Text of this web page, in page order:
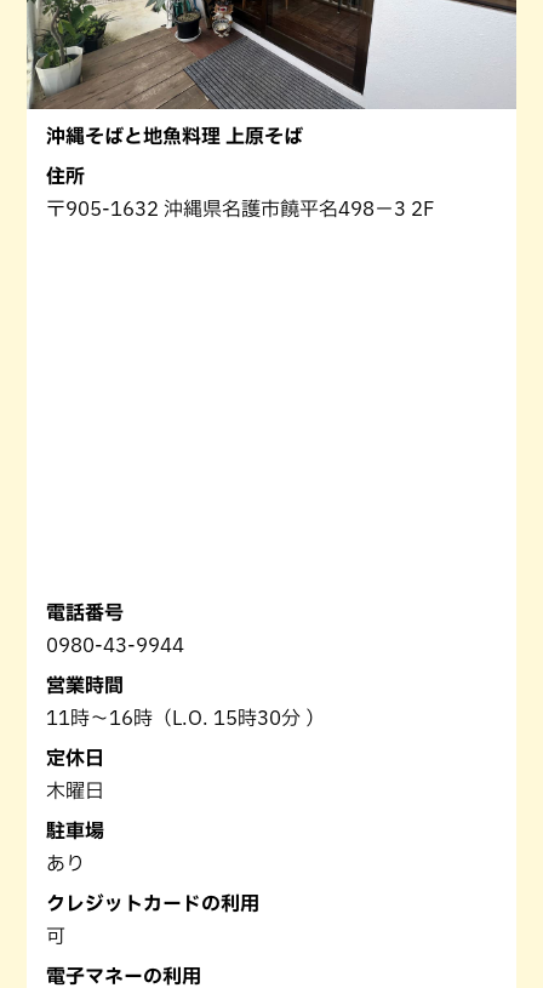
沖縄そばと地魚料理 上原そば
住所
〒905-1632 沖縄県名護市饒平名498−3 2F
電話番号
0980-43-9944
営業時間
11時～16時（L.O. 15時30分 ）
定休日
木曜日
駐車場
あり
クレジットカードの利用
可
電子マネーの利用